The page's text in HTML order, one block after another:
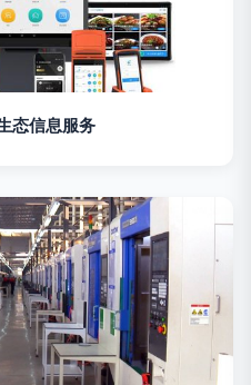
态信息服务